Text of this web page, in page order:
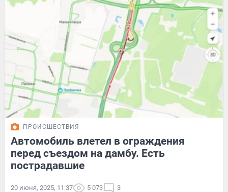
ПРОИСШЕСТВИЯ
Автомобиль влетел в ограждения
перед съездом на дамбу. Есть
пострадавшие
20 июня, 2025, 11:37 5 073 3